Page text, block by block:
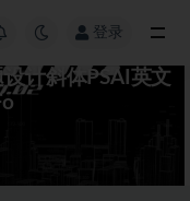
登录
计斜体PSAI英文